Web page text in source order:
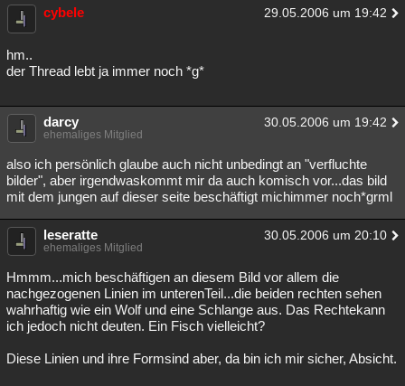
cybele 29.05.2006 um 19:42
hm..
der Thread lebt ja immer noch *g*
darcy 30.05.2006 um 19:42
ehemaliges Mitglied
also ich persönlich glaube auch nicht unbedingt an "verfluchte
bilder", aber irgendwaskommt mir da auch komisch vor...das bild
mit dem jungen auf dieser seite beschäftigt michimmer noch*grml
leseratte 30.05.2006 um 20:10
ehemaliges Mitglied
Hmmm...mich beschäftigen an diesem Bild vor allem die
nachgezogenen Linien im unterenTeil...die beiden rechten sehen
wahrhaftig wie ein Wolf und eine Schlange aus. Das Rechtekann
ich jedoch nicht deuten. Ein Fisch vielleicht?
Diese Linien und ihre Formsind aber, da bin ich mir sicher, Absicht.